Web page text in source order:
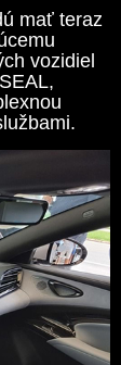
mať teraz
vozidiel